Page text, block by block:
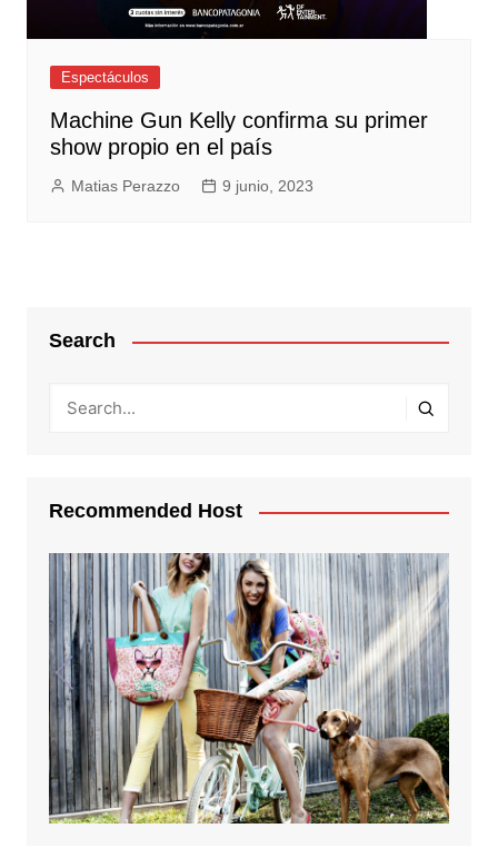
Espectáculos
Machine Gun Kelly confirma su primer
show propio en el país
Matias Perazzo 9 junio, 2023
Search
Recommended Host